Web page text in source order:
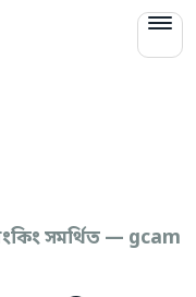
সমর্থিত — gcam